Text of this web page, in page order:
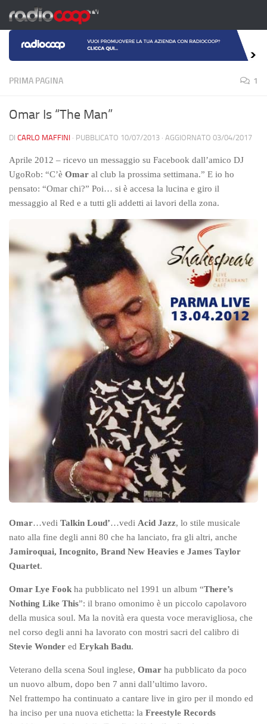
Salta al contenuto
PRIMA PAGINA 1
Omar Is “The Man”
DI CARLO MAFFINI · PUBBLICATO 10/07/2013 · AGGIORNATO 03/04/2017
Aprile 2012 – ricevo un messaggio su Facebook dall’amico DJ
UgoRob: “C’è Omar al club la prossima settimana.” E io ho
pensato: “Omar chi?” Poi… si è accesa la lucina e giro il
messaggio al Red e a tutti gli addetti ai lavori della zona.
Omar…vedi Talkin Loud’…vedi Acid Jazz, lo stile musicale
nato alla fine degli anni 80 che ha lanciato, fra gli altri, anche
Jamiroquai, Incognito, Brand New Heavies e James Taylor
Quartet.
Omar Lye Fookha pubblicato nel 1991 un album “There’s
Nothing Like This”: il brano omonimo è un piccolo capolavoro
della musica soul. Ma la novità era questa voce meravigliosa, che
nel corso degli anni ha lavorato con mostri sacri del calibro di
Stevie Wonder ed Erykah Badu.
Veterano della scena Soul inglese, Omar ha pubblicato da poco
un nuovo album, dopo ben 7 anni dall’ultimo lavoro.
Nel frattempo ha continuato a cantare live in giro per il mondo ed
ha inciso per una nuova etichetta: la Freestyle Records